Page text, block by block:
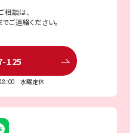
相談は、
ご連絡ください。
125
：00 水曜定休